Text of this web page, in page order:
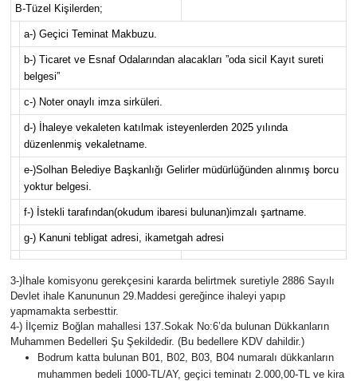
B-Tüzel Kişilerden;
a-) Geçici Teminat Makbuzu.
b-) Ticaret ve Esnaf Odalarından alacakları ”oda sicil Kayıt sureti
belgesi”
c-) Noter onaylı imza sirküleri.
d-) İhaleye vekaleten katılmak isteyenlerden 2025 yılında
düzenlenmiş vekaletname.
e-)Solhan Belediye Başkanlığı Gelirler müdürlüğünden alınmış borcu
yoktur belgesi.
f-) İstekli tarafından(okudum ibaresi bulunan)imzalı şartname.
g-) Kanuni tebligat adresi, ikametgah adresi
3-)İhale komisyonu gerekçesini kararda belirtmek suretiyle 2886 Sayılı
Devlet ihale Kanununun 29.Maddesi gereğince ihaleyi yapıp
yapmamakta serbesttir.
4-) İlçemiz Boğlan mahallesi 137.Sokak No:6’da bulunan Dükkanların
Muhammen Bedelleri Şu Şekildedir. (Bu bedellere KDV dahildir.)
Bodrum katta bulunan B01, B02, B03, B04 numaralı dükkanların
muhammen bedeli 1000-TL/AY, geçici teminatı 2.000,00-TL ve kira
SPOR
YAYLADERE
YEDİSU